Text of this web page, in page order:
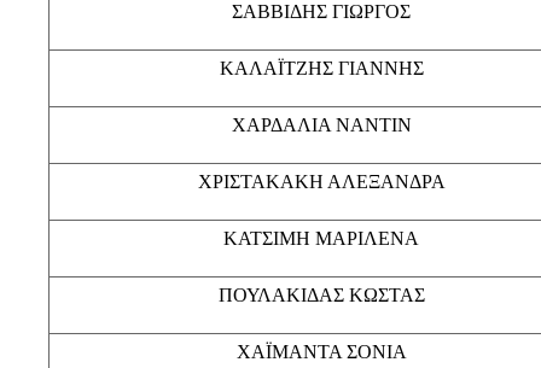
ΣΑΒΒΙΔΗΣ ΓΙΩΡΓΟΣ
ΚΑΛΑΪΤΖΗΣ ΓΙΑΝΝΗΣ
ΧΑΡΔΑΛΙΑ ΝΑΝΤΙΝ
ΧΡΙΣΤΑΚΑΚΗ ΑΛΕΞΑΝΔΡΑ
ΚΑΤΣΙΜΗ ΜΑΡΙΛΕΝΑ
ΠΟΥΛΑΚΙΔΑΣ ΚΩΣΤΑΣ
ΧΑΪΜΑΝΤΑ ΣΟΝΙΑ